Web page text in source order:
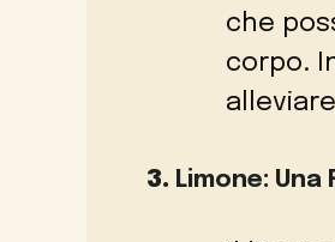
che
corpo.
3. Limone: